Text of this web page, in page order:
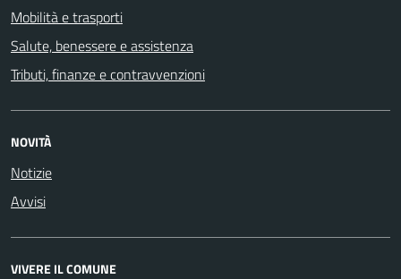
Mobilità e trasporti
Salute, benessere e assistenza
Tributi, finanze e contravvenzioni
NOVITÀ
Notizie
Avvisi
VIVERE IL COMUNE